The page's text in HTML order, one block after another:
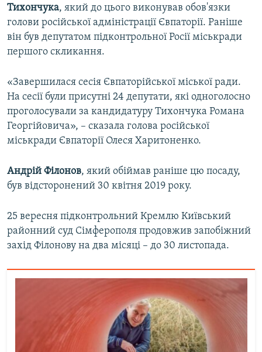
Тихончука, який до цього виконував обов'язки
голови російської адміністрації Євпаторії. Раніше
він був депутатом підконтрольної Росії міськради
першого скликання.
«Завершилася сесія Євпаторійської міської ради.
На сесії були присутні 24 депутати, які одноголосно
проголосували за кандидатуру Тихончука Романа
Георгійовича», – сказала голова російської
міськради Євпаторії Олеся Харитоненко.
Андрій Філонов, який обіймав раніше цю посаду,
був відсторонений 30 квітня 2019 року.
25 вересня підконтрольний Кремлю Київський
районний суд Сімферополя продовжив запобіжний
захід Філонову на два місяці – до 30 листопада.